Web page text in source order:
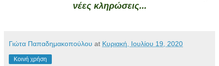
νέες κληρώσεις...
Γιώτα Παπαδημακοπούλου at Κυριακή, Ιουλίου 19, 2020
Κοινή χρήση